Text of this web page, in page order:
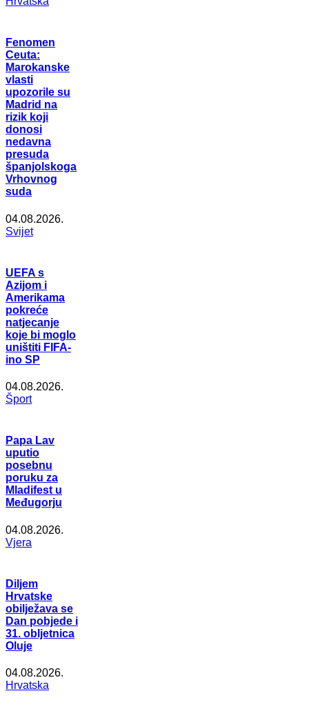
Fenomen
Ceuta:
Marokanske
vlasti
upozorile su
Madrid na
rizik koji
donosi
nedavna
presuda
španjolskoga
Vrhovnog
suda
04.08.2026.
Svijet
UEFA s
Azijom i
Amerikama
pokreće
natjecanje
koje bi moglo
uništiti FIFA-
ino SP
04.08.2026.
Šport
Papa Lav
uputio
posebnu
poruku za
Mladifest u
Međugorju
04.08.2026.
Vjera
Diljem
Hrvatske
obilježava se
Dan pobjede i
31. obljetnica
Oluje
04.08.2026.
Hrvatska